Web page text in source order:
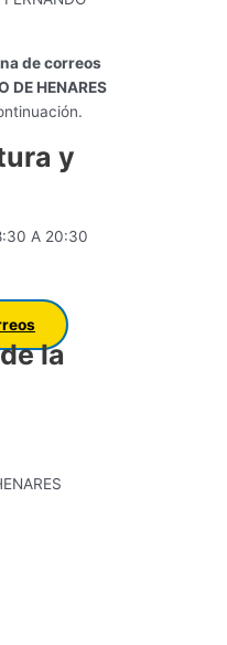
de correos
DE HENARES
y
A 20:30
la